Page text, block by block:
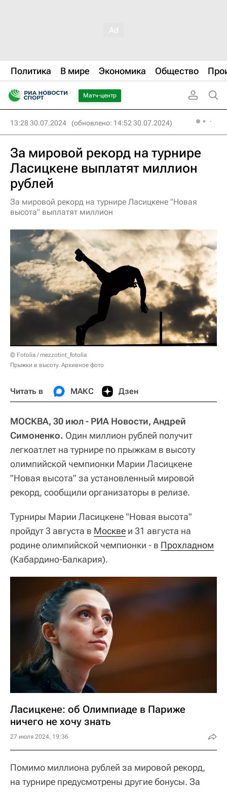
Политика В мире Экономика Общество
Матч-центр
13:28 30.07.2024 (обновлено: 14:52 30.07.2024)
За мировой рекорд на турнире
Ласицкене выплатят миллион
рублей
За мировой рекорд на турнире Ласицкене "Новая
высота" выплатят миллион
© Fotolia / mezzotint_fotolia
Прыжки в высоту. Архивное фото
Читать в МАКС Дзен
МОСКВА, 30 июл - РИА Новости, Андрей
Симоненко. Один миллион рублей получит
легкоатлет на турнире по прыжкам в высоту
олимпийской чемпионки Марии Ласицкене
"Новая высота" за установленный мировой
рекорд, сообщили организаторы в релизе.
Турниры Марии Ласицкене "Новая высота"
пройдут 3 августа в Москве и 31 августа на
родине олимпийской чемпионки - в Прохладном
(Кабардино-Балкария).
Ласицкене: об Олимпиаде в Париже
ничего не хочу знать
27 июля 2024, 19:36
Помимо миллиона рублей за мировой рекорд,
на турнире предусмотрены другие бонусы. За